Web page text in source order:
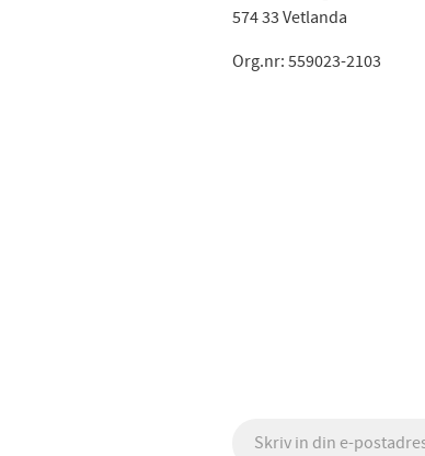
574 33 Vetlanda
Org.nr: 559023-2103